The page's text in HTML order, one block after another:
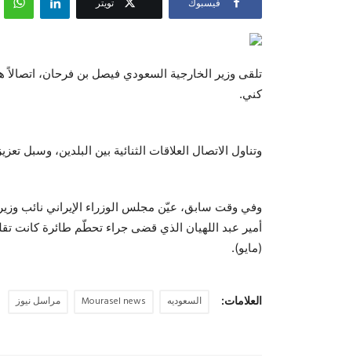
فيسبوك تويتر
تلقى وزير الخارجية السعودي فيصل بن فرحان، اتصالاً
كني.
وتناول الاتصال العلاقات الثنائية بين البلدين، وسبل
وفي وقت سابق، عيّن مجلس الوزراء الإيراني نائب
(مايو).
العلامات: السعوديه Mourasel news مراسل نيوز